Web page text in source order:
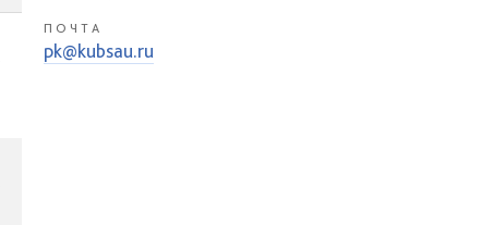
ПОЧТА
pk@kubsau.ru